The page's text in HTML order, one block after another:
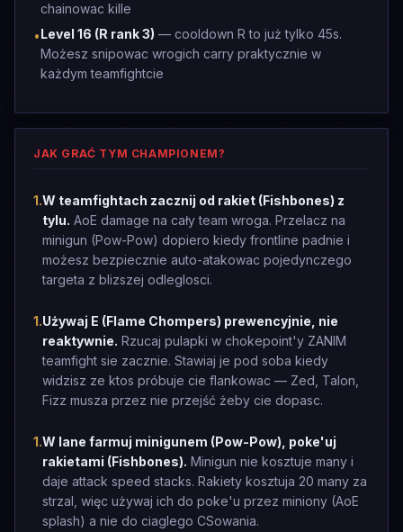
chainowac kille
•Level 16 (R rank 3) — cooldown R to już tylko 45s.
Możesz snipowac wrogich carry praktycznie w
każdym teamfightcie
JAK GRAĆ TYM CHAMPIONEM?
1.W teamfightach zacznij od rakiet (Fishbones) z
tylu. AoE damage na cały team wroga. Przelacz na
minigun (Pow-Pow) dopiero kiedy frontline padnie i
możesz bezpiecznie auto-atakowac pojedynczego
targeta z blizszej odleglosci.
1.Używaj E (Flame Chompers) prewencyjnie, nie
reaktywnie. Rzucaj pulapki w chokepoint'y ZANIM
teamfight sie zacznie. Stawiaj je pod soba kiedy
widzisz ze ktos próbuje cie flankowac — Zed, Talon,
Fizz musza przez nie przejść żeby cie dopasc.
1.W lane farmuj minigunem (Pow-Pow), poke'uj
rakietami (Fishbones). Minigun nie kosztuje many i
daje attack speed stacks. Rakiety kosztuja 20 many za
strzal, więc używaj ich do poke'u przez miniony (AoE
splash) a nie do ciaglego CSowania.